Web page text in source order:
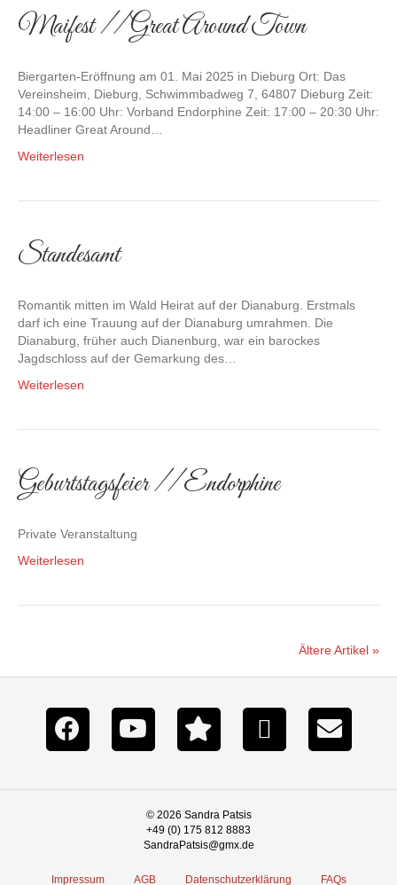
Maifest // Great Around Town
Biergarten-Eröffnung am 01. Mai 2025 in Dieburg Ort: Das
Vereinsheim, Dieburg, Schwimmbadweg 7, 64807 Dieburg Zeit:
14:00 – 16:00 Uhr: Vorband Endorphine Zeit: 17:00 – 20:30 Uhr:
Headliner Great Around…
Weiterlesen
Standesamt
Romantik mitten im Wald Heirat auf der Dianaburg. Erstmals
darf ich eine Trauung auf der Dianaburg umrahmen. Die
Dianaburg, früher auch Dianenburg, war ein barockes
Jagdschloss auf der Gemarkung des…
Weiterlesen
Geburtstagsfeier // Endorphine
Private Veranstaltung
Weiterlesen
Ältere Artikel »
© 2026 Sandra Patsis
+49 (0) 175 812 8883
SandraPatsis@gmx.de
Impressum AGB Datenschutzerklärung FAQs